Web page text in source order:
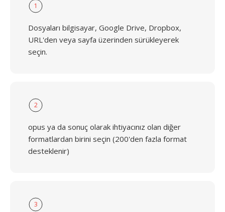
1
Dosyaları bilgisayar, Google Drive, Dropbox,
URL'den veya sayfa üzerinden sürükleyerek
seçin.
2
opus ya da sonuç olarak ihtiyacınız olan diğer
formatlardan birini seçin (200'den fazla format
desteklenir)
3